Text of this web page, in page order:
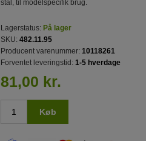
stål, til modelspecifik brug.
Lagerstatus: På lager
SKU: 482.11.95
Producent varenummer: 10118261
Forventet leveringstid: 1-5 hverdage
81,00 kr.
Køb